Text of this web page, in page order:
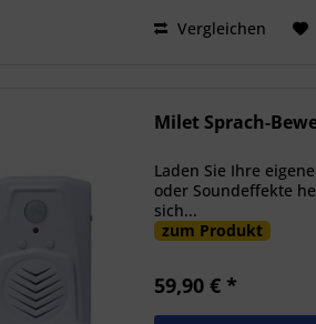
Vergleichen
Milet Sprach-
Laden Sie Ihre
oder Soundeffekte
sich...
zum Produkt
59,90 € *